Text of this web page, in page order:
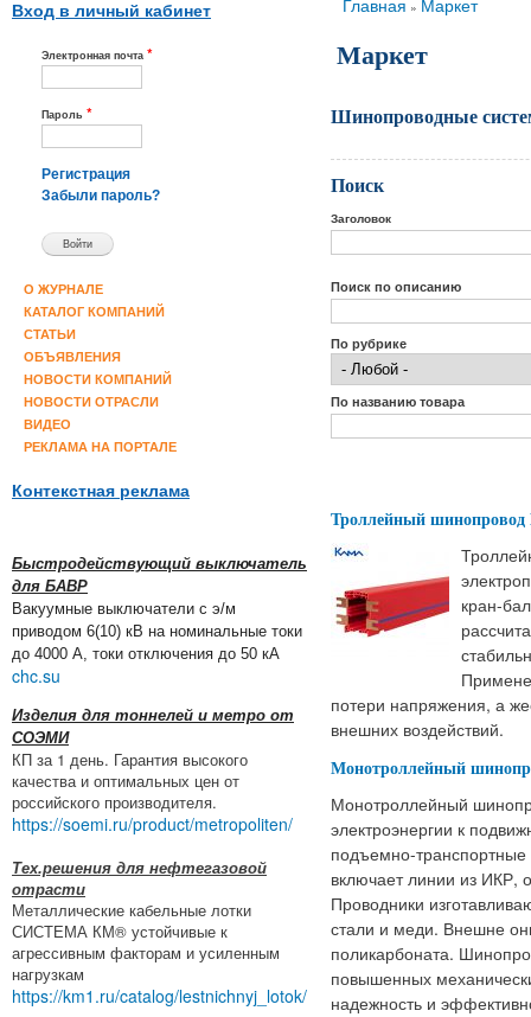
Вход в личный кабинет
Электронная почта *
Пароль *
Регистрация
Забыли пароль?
О ЖУРНАЛЕ
КАТАЛОГ КОМПАНИЙ
СТАТЬИ
ОБЪЯВЛЕНИЯ
НОВОСТИ КОМПАНИЙ
НОВОСТИ ОТРАСЛИ
ВИДЕО
РЕКЛАМА НА ПОРТАЛЕ
Контекстная реклама
Быстродействующий выключатель
для БАВР
Вакуумные выключатели с э/м
приводом 6(10) кВ на номинальные токи
до 4000 А, токи отключения до 50 кА
chc.su
Изделия для тоннелей и метро от
СОЭМИ
КП за 1 день. Гарантия высокого
качества и оптимальных цен от
российского производителя.
https://soemi.ru/product/metropoliten/
Тех.решения для нефтегазовой
отрасти
Металлические кабельные лотки
СИСТЕМА КМ® устойчивые к
агрессивным факторам и усиленным
нагрузкам
https://km1.ru/catalog/lestnichnyj_lotok/
Вы здесь
Главная » Маркет
Маркет
Шинопроводные
Поиск
Заголовок
Поиск по описанию
По рубрике
По названию товара
Троллейный
кран-
потери напряжения, а
внешних воздействий.
Монотроллейный
Монотроллейный
электроэнергии к
подъемно-транспортные
включает линии из ИКР,
Проводники
стали и меди. Внешне
поликарбоната.
повышенных
надежность и